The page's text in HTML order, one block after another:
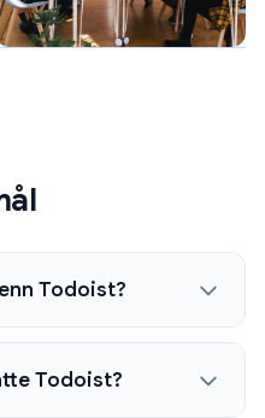
Todoist?
Todoist?